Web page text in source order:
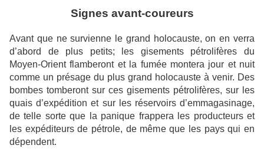
Signes avant-coureurs
Avant que ne survienne le grand holocauste, on en verra
d’abord de plus petits; les gisements pétrolifères du
Moyen-Orient flamberont et la fumée montera jour et nuit
comme un présage du plus grand holocauste à venir. Des
bombes tomberont sur ces gisements pétrolifères, sur les
quais d’expédition et sur les réservoirs d’emmagasinage,
de telle sorte que la panique frappera les producteurs et
les expéditeurs de pétrole, de même que les pays qui en
dépendent.